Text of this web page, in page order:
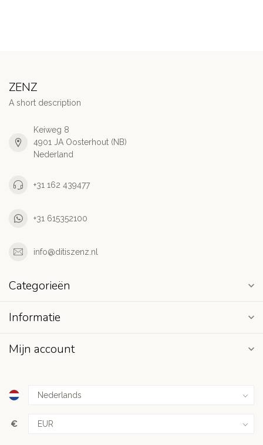
ZENZ
A short description
Keiweg 8
4901 JA Oosterhout (NB)
Nederland
+31 162 439477
+31 615352100
info@ditiszenz.nl
Categorieën
Informatie
Mijn account
€